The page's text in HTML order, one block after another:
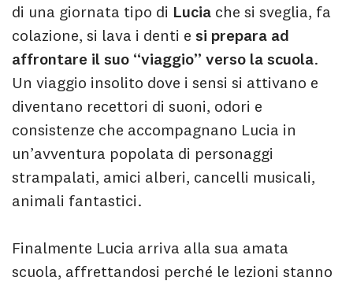
di una giornata tipo di Lucia che si sveglia, fa
colazione, si lava i denti e si prepara ad
affrontare il suo “viaggio” verso la scuola.
Un viaggio insolito dove i sensi si attivano e
diventano recettori di suoni, odori e
consistenze che accompagnano Lucia in
un’avventura popolata di personaggi
strampalati, amici alberi, cancelli musicali,
animali fantastici.
Finalmente Lucia arriva alla sua amata
scuola, affrettandosi perché le lezioni stanno